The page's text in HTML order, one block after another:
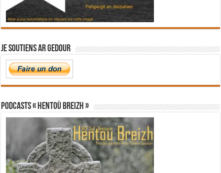
Je soutiens Ar Gedour
PODCASTS « Hentoù Breizh »